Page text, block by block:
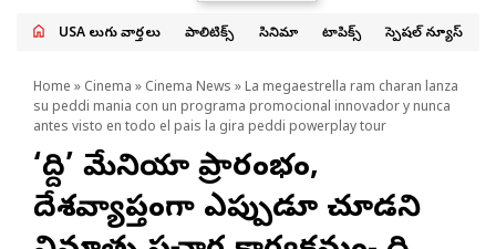
USA తెలుగు వార్తలు పాలిటిక్స్ సినిమా టాపిక్స్ స్పెషల్ న్యూస్
Home » Cinema » Cinema News » La megaestrella ram charan lanza
su peddi mania con un programa promocional innovador y nunca
antes visto en todo el pais la gira peddi powerplay tour
‘పెద్ది’ మేనియా ప్రారంభం,
దేశవ్యాప్తంగా ఎప్పుడూ చూడని